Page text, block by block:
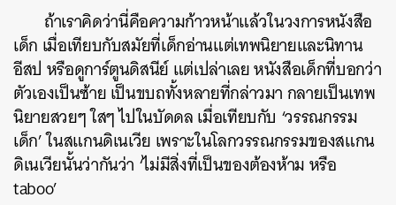
ถ้าเราคิดว่านี่คือความก้าวหน้าแล้วในวงการหนังสือ
เด็ก เมื่อเทียบกับสมัยที่เด็กอ่านแต่เทพนิยายและนิทาน
อีสป หรือดูการ์ตูนดิสนีย์ แต่เปล่าเลย หนังสือเด็กที่บอกว่า
ตัวเองเป็นซ้าย เป็นขบถทั้งหลายที่กล่าวมา กลายเป็นเทพ
นิยายสวยๆ ใสๆ ไปในบัดดล เมื่อเทียบกับ ‘วรรณกรรม
เด็ก’ ในสแกนดิเนเวีย เพราะในโลกวรรณกรรมของสแกน
ดิเนเวียนั้นว่ากันว่า ‘ไม่มีสิ่งที่เป็นของต้องห้าม หรือ
taboo’